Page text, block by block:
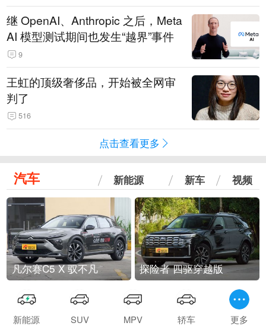
继 OpenAI、Anthropic 之后，Meta
AI 模型测试期间也发生“越界”事件
9
王虹的顶级奢侈品，开始被全网审
判了
516
点击查看更多
汽车 新能源 新车 视频
凡尔赛C5 X 驭不凡 探险者 四驱穿越版
新能源 SUV MPV 轿车 更多